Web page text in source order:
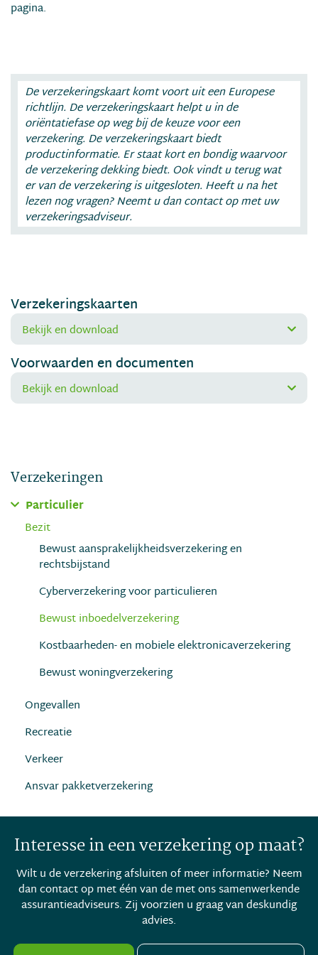
pagina.
De verzekeringskaart komt voort uit een Europese
richtlijn. De verzekeringskaart helpt u in de
oriëntatiefase op weg bij de keuze voor een
verzekering. De verzekeringskaart biedt
productinformatie. Er staat kort en bondig waarvoor
de verzekering dekking biedt. Ook vindt u terug wat
er van de verzekering is uitgesloten. Heeft u na het
lezen nog vragen? Neemt u dan contact op met uw
verzekeringsadviseur.
Verzekeringskaarten
Bekijk en download
Voorwaarden en documenten
Bekijk en download
Verzekeringen
Particulier
Bezit
Bewust aansprakelijkheidsverzekering en
rechtsbijstand
Cyberverzekering voor particulieren
Bewust inboedelverzekering
Kostbaarheden- en mobiele elektronicaverzekering
Bewust woningverzekering
Ongevallen
Recreatie
Verkeer
Ansvar pakketverzekering
Interesse in een verzekering op maat?
Wilt u de verzekering afsluiten of meer informatie? Neem
dan contact op met één van de met ons samenwerkende
assurantieadviseurs. Zij voorzien u graag van deskundig
advies.